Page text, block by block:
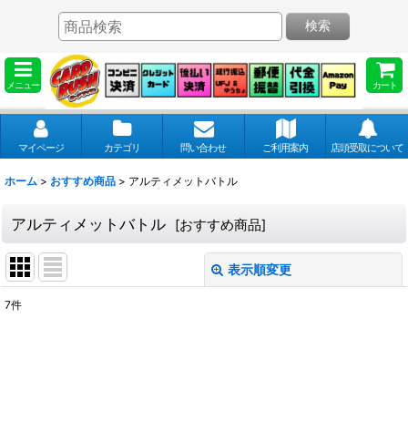
メニュー カート
検索
マイページ カテゴリ 問い合わせ ご利用案内 店頭受取について
ホーム > おすすめ商品 > アルティメットバトル
アルティメットバトル [おすすめ商品]
表示順変更
7件